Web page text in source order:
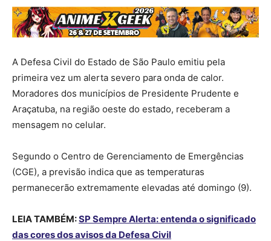
A Defesa Civil do Estado de São Paulo emitiu pela
primeira vez um alerta severo para onda de calor.
Moradores dos municípios de Presidente Prudente e
Araçatuba, na região oeste do estado, receberam a
mensagem no celular.
Segundo o Centro de Gerenciamento de Emergências
(CGE), a previsão indica que as temperaturas
permanecerão extremamente elevadas até domingo (9).
LEIA TAMBÉM:SP Sempre Alerta: entenda o significado
das cores dos avisos da Defesa Civil